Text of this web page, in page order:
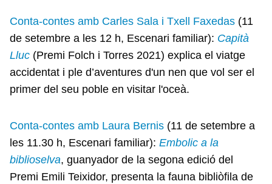
Conta-contes amb Carles Sala i Txell Faxedas (11
de setembre a les 12 h, Escenari familiar): Capità
Lluc (Premi Folch i Torres 2021) explica el viatge
accidentat i ple d’aventures d'un nen que vol ser el
primer del seu poble en visitar l'oceà.
Conta-contes amb Laura Bernis (11 de setembre a
les 11.30 h, Escenari familiar): Embolic a la
biblioselva, guanyador de la segona edició del
Premi Emili Teixidor, presenta la fauna bibliòfila de